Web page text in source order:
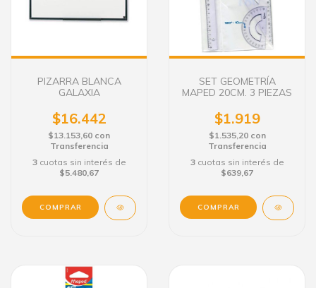
PIZARRA BLANCA
GALAXIA
$16.442
$13.153,60 con
Transferencia
3 cuotas sin interés de
$5.480,67
COMPRAR
SET GEOMETRÍA
MAPED 20CM. 3 PIEZAS
$1.919
$1.535,20 con
Transferencia
3 cuotas sin interés de
$639,67